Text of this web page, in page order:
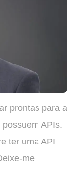
prontas para a
APIs.
ter uma API
me